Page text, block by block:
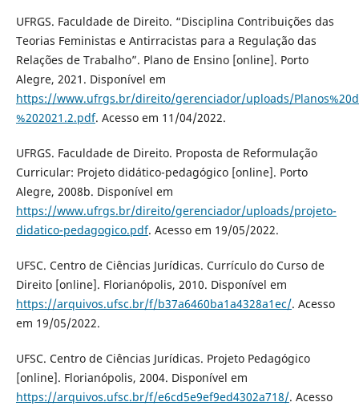
UFRGS. Faculdade de Direito. “Disciplina Contribuições das
Teorias Feministas e Antirracistas para a Regulação das
Relações de Trabalho”. Plano de Ensino [online]. Porto
Alegre, 2021. Disponível em
https://www.ufrgs.br/direito/gerenciador/uploads/
%202021.2.pdf. Acesso em 11/04/2022.
UFRGS. Faculdade de Direito. Proposta de Reformulação
Curricular: Projeto didático-pedagógico [online]. Porto
Alegre, 2008b. Disponível em
https://www.ufrgs.br/direito/gerenciador/uploads/projeto-
didatico-pedagogico.pdf. Acesso em 19/05/2022.
UFSC. Centro de Ciências Jurídicas. Currículo do Curso de
Direito [online]. Florianópolis, 2010. Disponível em
https://arquivos.ufsc.br/f/b37a6460ba1a4328a1ec/. Acesso
em 19/05/2022.
UFSC. Centro de Ciências Jurídicas. Projeto Pedagógico
[online]. Florianópolis, 2004. Disponível em
https://arquivos.ufsc.br/f/e6cd5e9ef9ed4302a718/. Acesso